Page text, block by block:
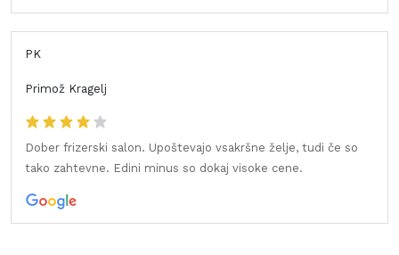
PK
Primož Kragelj
Dober frizerski salon. Upoštevajo vsakršne želje, tudi če so
tako zahtevne. Edini minus so dokaj visoke cene.